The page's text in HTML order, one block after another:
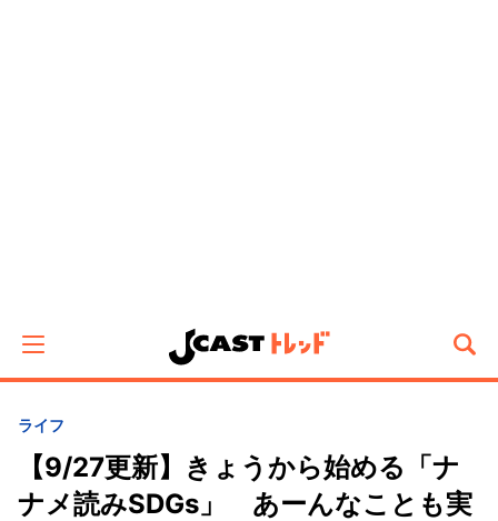
ライフ
【9/27更新】きょうから始める「ナ
ナメ読みSDGs」 あーんなことも実